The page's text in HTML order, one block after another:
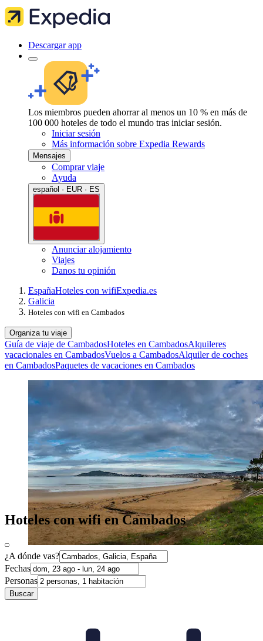
Descargar app
Los miembros pueden ahorrar al menos un 10 % en más de
100 000 hoteles de todo el mundo tras iniciar sesión.
Iniciar sesión
Más información sobre Expedia Rewards
Mensajes
Comprar viaje
Ayuda
español · EUR · ES
Anunciar alojamiento
Viajes
Danos tu opinión
EspañaHoteles con wifiExpedia.es
Galicia
Hoteles con wifi en Cambados
Organiza tu viaje
Guía de viaje de CambadosHoteles en CambadosAlquileres
vacacionales en CambadosVuelos a CambadosAlquiler de coches
en CambadosPaquetes de vacaciones en Cambados
Hoteles con wifi en Cambados
¿A dónde vas?
Fechas
Personas
Buscar